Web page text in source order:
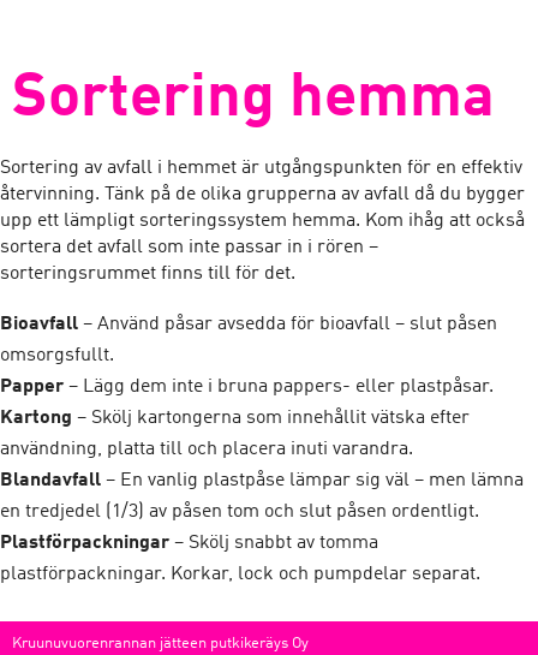
Sortering hemma
Sortering av avfall i hemmet är utgångspunkten för en effektiv
återvinning. Tänk på de olika grupperna av avfall då du bygger
upp ett lämpligt sorteringssystem hemma. Kom ihåg att också
sortera det avfall som inte passar in i rören –
sorteringsrummet finns till för det.
Bioavfall – Använd påsar avsedda för bioavfall – slut påsen
omsorgsfullt.
Papper – Lägg dem inte i bruna pappers- eller plastpåsar.
Kartong – Skölj kartongerna som innehållit vätska efter
användning, platta till och placera inuti varandra.
Blandavfall – En vanlig plastpåse lämpar sig väl – men lämna
en tredjedel (1/3) av påsen tom och slut påsen ordentligt.
Plastförpackningar – Skölj snabbt av tomma
plastförpackningar. Korkar, lock och pumpdelar separat.
Kruunuvuorenrannan jätteen putkikeräys Oy